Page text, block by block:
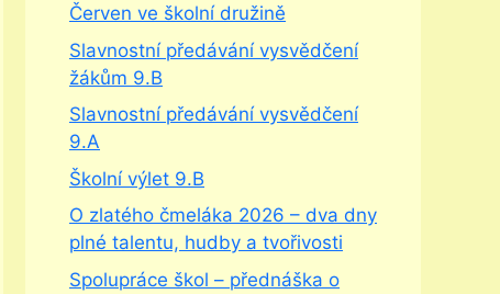
Červen ve školní družině
Slavnostní předávání vysvědčení
žákům 9.B
Slavnostní předávání vysvědčení
9.A
Školní výlet 9.B
O zlatého čmeláka 2026 – dva dny
plné talentu, hudby a tvořivosti
Spolupráce škol – přednáška o